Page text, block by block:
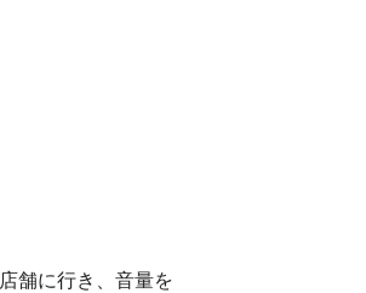
舗に行き、音量を